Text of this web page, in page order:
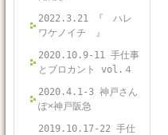
2022.3.21 『 ハレ
ワケノイチ 』
2020.10.9-11 手仕事
とブロカント vol.４
2020.4.1-3 神戸さん
ぽ×神戸阪急
2019.10.17-22 手仕